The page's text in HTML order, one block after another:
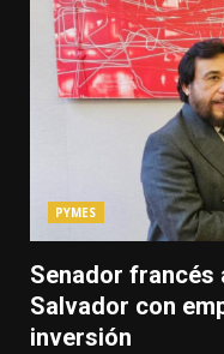
PYMES
Senador francés
Salvador con
inversión